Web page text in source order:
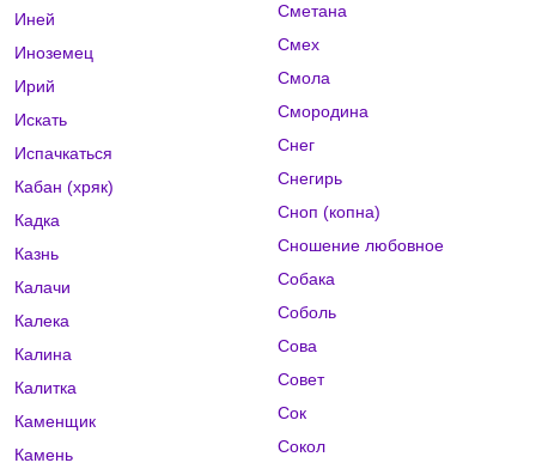
Иней
Иноземец
Ирий
Искать
Испачкаться
Кабан (хряк)
Кадка
Казнь
Калачи
Калека
Калина
Калитка
Каменщик
Камень
Сметана
Смех
Смола
Смородина
Снег
Снегирь
Сноп (копна)
Сношение любовное
Собака
Соболь
Сова
Совет
Сок
Сокол